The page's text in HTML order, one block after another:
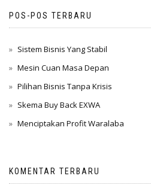
POS-POS TERBARU
Sistem Bisnis Yang Stabil
Mesin Cuan Masa Depan
Pilihan Bisnis Tanpa Krisis
Skema Buy Back EXWA
Menciptakan Profit Waralaba
KOMENTAR TERBARU